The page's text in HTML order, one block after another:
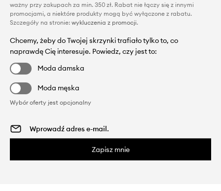
ważny przy zakupach za min. 350 zł. Rabat nie łączy się z innymi
promocjami, a niektóre produkty mogą być wyłączone z rabatu.
Szczegóły na stronie: wykluczenia z promocji.
Chcemy, żeby do Twojej skrzynki trafiało tylko to, co
naprawdę Cię interesuje. Powiedz, czy jest to:
Moda damska
Moda męska
Wybór oferty jest opcjonalny
Zapisz mnie